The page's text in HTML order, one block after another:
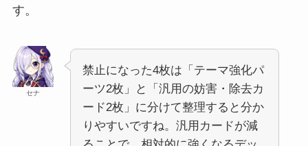
す。
セナ
禁止になった4枚は「テーマ強化パ
ーツ2枚」と「汎用の妨害・除去カ
ード2枚」に分けて整理すると分か
りやすいですね。汎用カードが減